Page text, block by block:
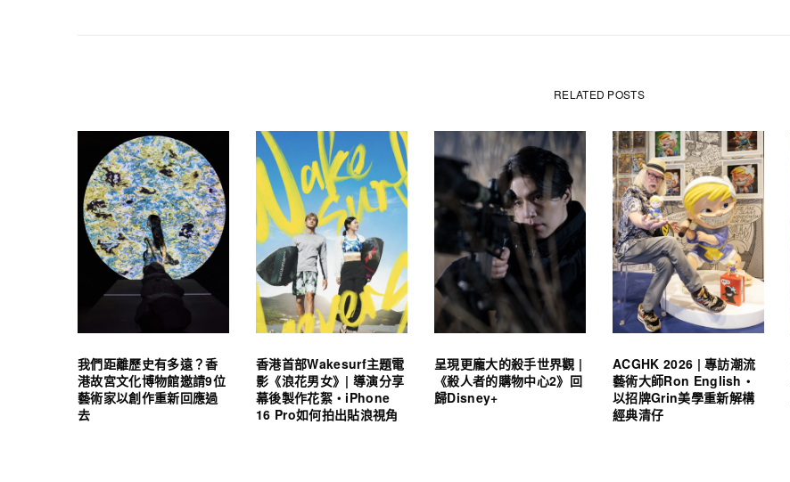
RELATED POSTS
我們距離歷史有多遠？香
港故宮文化博物館邀請9位
藝術家以創作重新回應過
去
香港首部Wakesurf主題電
影《浪花男女》| 導演分享
幕後製作花絮・iPhone
16 Pro如何拍出貼浪視角
呈現更龐大的殺手世界觀 |
《殺人者的購物中心2》回
歸Disney+
ACGHK 2026 | 專訪潮流
藝術大師Ron English・
以招牌Grin美學重新解構
經典清仔